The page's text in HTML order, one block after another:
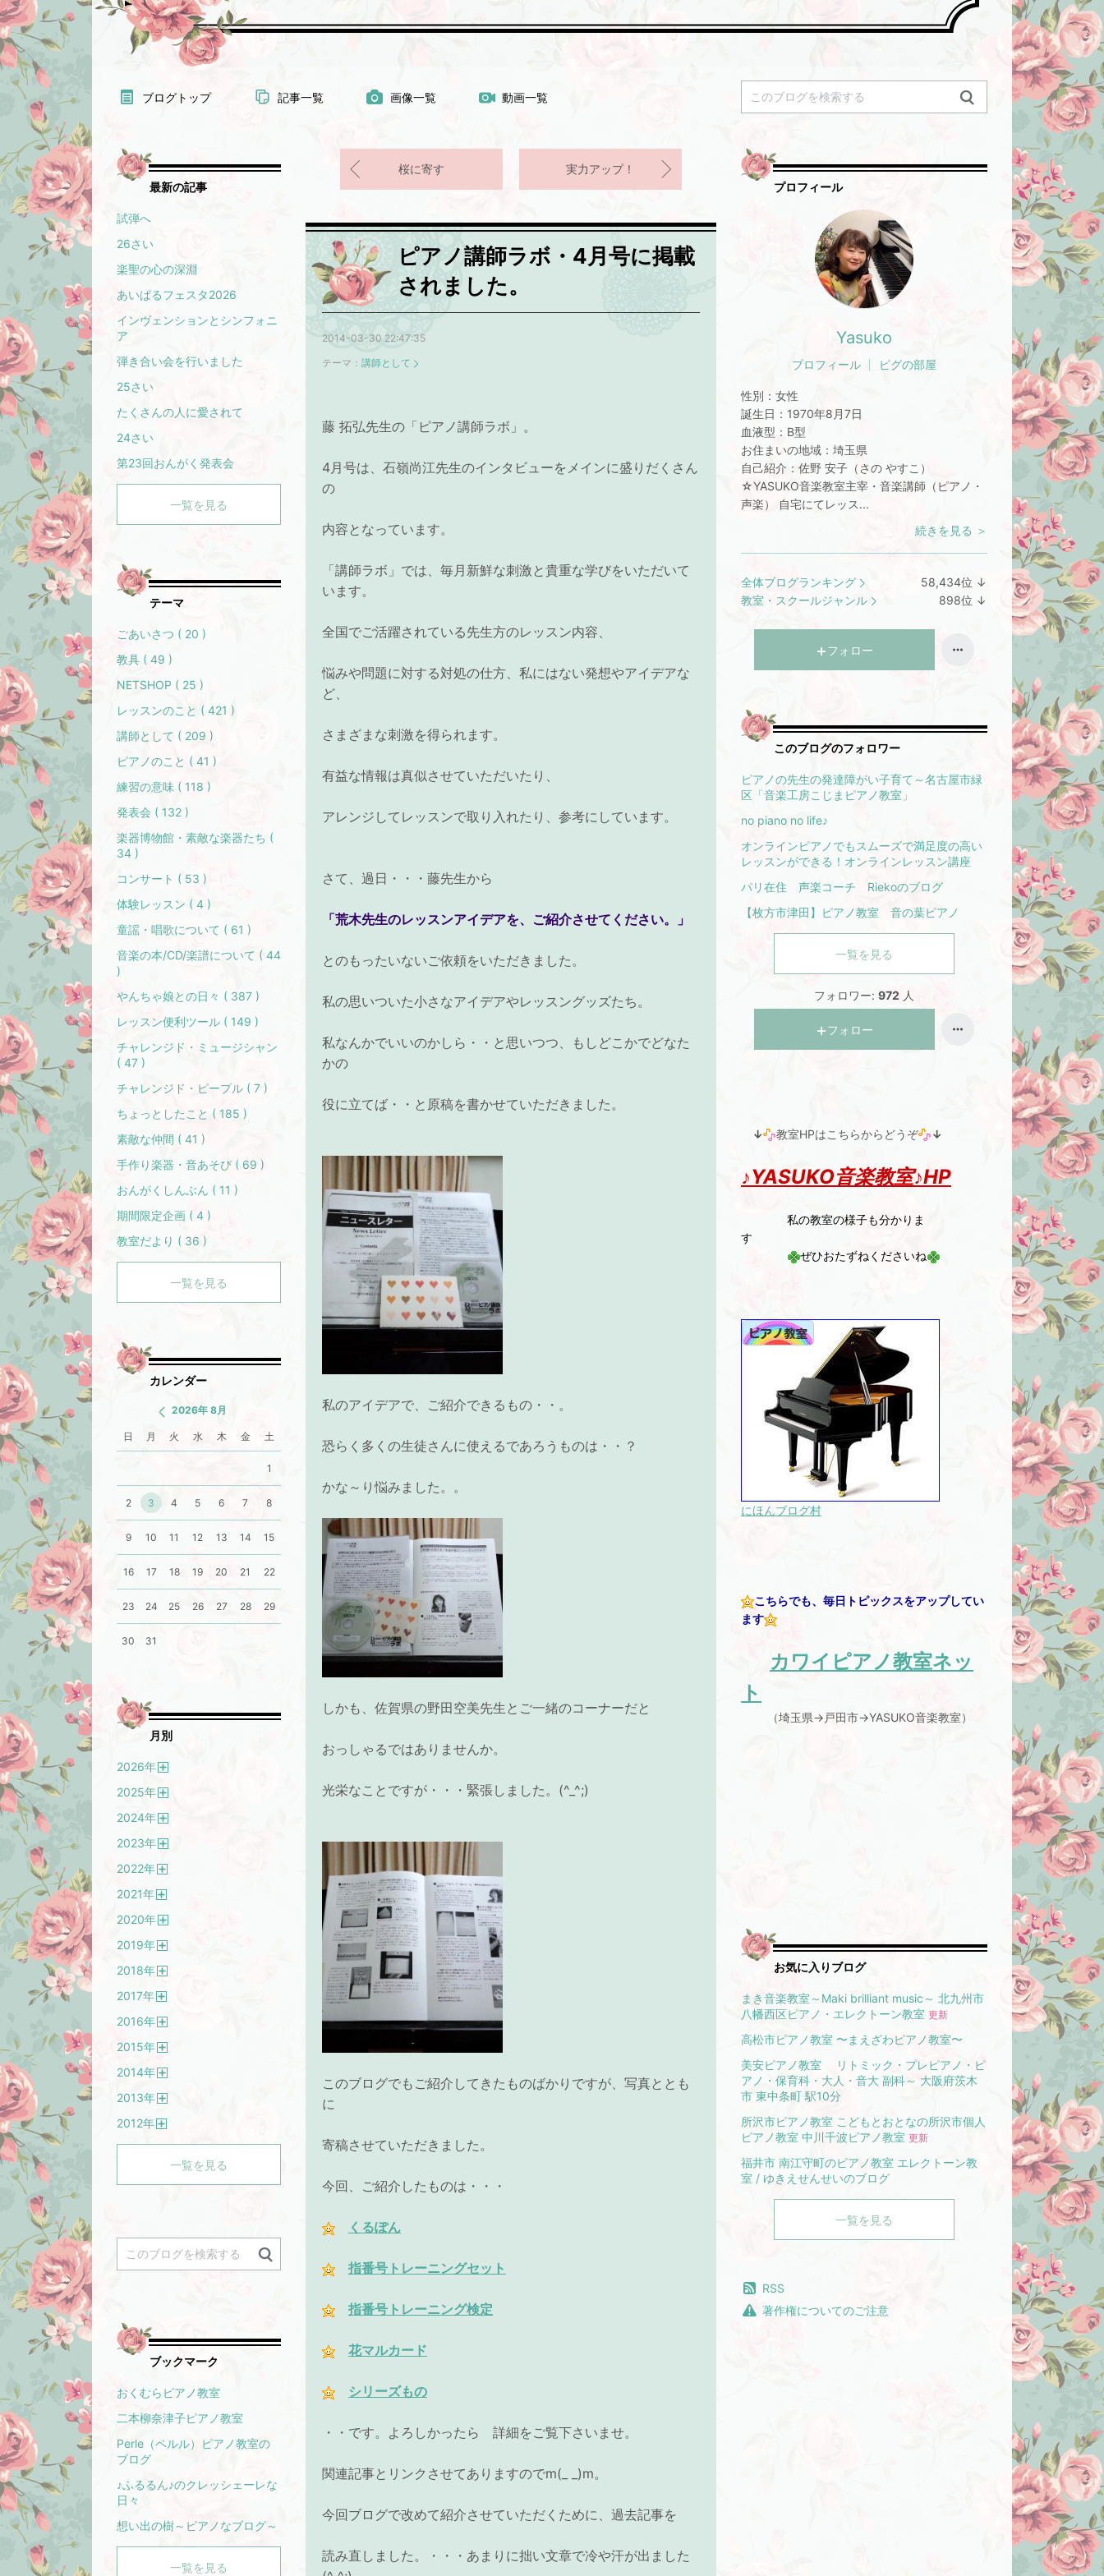
ブログトップ 記事一覧 画像一覧 動画一覧
桜に寄す 実力アップ！
ピアノ講師ラボ・4月号に掲載
されました。
2014-03-30 22:47:35
テーマ： 講師として
藤 拓弘先生の「ピアノ講師ラボ」。
4月号は、石嶺尚江先生のインタビューをメインに盛りだくさん
の
内容となっています。
「講師ラボ」では、毎月新鮮な刺激と貴重な学びをいただいて
います。
全国でご活躍されている先生方のレッスン内容、
悩みや問題に対する対処の仕方、私にはない発想やアイデアな
ど、
さまざまな刺激を得られます。
有益な情報は真似させていただいたり、
アレンジしてレッスンで取り入れたり、参考にしています。
さて、過日・・・藤先生から
「荒木先生のレッスンアイデアを、ご紹介させてください。」
とのもったいないご依頼をいただきました。
私の思いついた小さなアイデアやレッスングッズたち。
私なんかでいいのかしら・・と思いつつ、もしどこかでどなた
かの
役に立てば・・と原稿を書かせていただきました。
私のアイデアで、ご紹介できるもの・・。
恐らく多くの生徒さんに使えるであろうものは・・？
かな～り悩みました。。
しかも、佐賀県の野田空美先生とご一緒のコーナーだと
おっしゃるではありませんか。
光栄なことですが・・・緊張しました。(^_^;)
このブログでもご紹介してきたものばかりですが、写真ととも
に
寄稿させていただきました。
今回、ご紹介したものは・・・
くるぽん
指番号トレーニングセット
指番号トレーニング検定
花マルカード
シリーズもの
・・です。よろしかったら 詳細をご覧下さいませ。
関連記事とリンクさせてありますのでm(_ _)m。
今回ブログで改めて紹介させていただくために、過去記事を
読み直しました。・・・あまりに拙い文章で冷や汗が出ました
プロフィール
Yasuko
プロフィール ピグの部屋
性別： 女性
誕生日： 1970年8月7日
血液型： B型
お住まいの地域： 埼玉県
自己紹介： 佐野 安子（さの やすこ）
☆YASUKO音楽教室主宰・音楽講師（ピアノ・
声楽） 自宅にてレッス...
続きを見る ＞
全体ブログランキング 58,434位 ↓
教室・スクールジャンル 898位 ↓
フォロー
このブログのフォロワー
ピアノの先生の発達障がい子育て～名古屋市緑
区「音楽工房こじまピアノ教室」
no piano no life♪
オンラインピアノでもスムーズで満足度の高い
レッスンができる！オンラインレッスン講座
パリ在住 声楽コーチ Riekoのブログ
【枚方市津田】ピアノ教室 音の葉ピアノ
一覧を見る
フォロワー: 972 人
フォロー
↓ 教室HPはこちらからどうぞ ↓
♪YASUKO音楽教室♪HP
私の教室の様子も分かりま
す
ぜひおたずねくださいね
にほんブログ村
こちらでも、毎日トピックスをアップしてい
ます
カワイピアノ教室ネッ
ト
（埼玉県→戸田市→YASUKO音楽教室）
お気に入りブログ
まき音楽教室～Maki brilliant music～ 北九州市
八幡西区ピアノ・エレクトーン教室 更新
高松市ピアノ教室 〜まえざわピアノ教室〜
美安ピアノ教室 リトミック・プレピアノ・ピ
アノ・保育科・大人・音大 副科～ 大阪府茨木
市 東中条町 駅10分
所沢市ピアノ教室 こどもとおとなの所沢市個人
ピアノ教室 中川千波ピアノ教室 更新
福井市 南江守町のピアノ教室 エレクトーン教
室 / ゆきえせんせいのブログ
一覧を見る
RSS
著作権についてのご注意
最新の記事
試弾へ
26さい
楽聖の心の深淵
あいぱるフェスタ2026
インヴェンションとシンフォニ
ア
弾き合い会を行いました
25さい
たくさんの人に愛されて
24さい
第23回おんがく発表会
一覧を見る
テーマ
ごあいさつ ( 20 )
教具 ( 49 )
NETSHOP ( 25 )
レッスンのこと ( 421 )
講師として ( 209 )
ピアノのこと ( 41 )
練習の意味 ( 118 )
発表会 ( 132 )
楽器博物館・素敵な楽器たち (
34 )
コンサート ( 53 )
体験レッスン ( 4 )
童謡・唱歌について ( 61 )
音楽の本/CD/楽譜について ( 44
)
やんちゃ娘との日々 ( 387 )
レッスン便利ツール ( 149 )
チャレンジド・ミュージシャン
( 47 )
チャレンジド・ピープル ( 7 )
ちょっとしたこと ( 185 )
素敵な仲間 ( 41 )
手作り楽器・音あそび ( 69 )
おんがくしんぶん ( 11 )
期間限定企画 ( 4 )
教室だより ( 36 )
一覧を見る
カレンダー
2026年 8月
日 月 火 水 木 金 土
1
2 3 4 5 6 7 8
9 10 11 12 13 14 15
16 17 18 19 20 21 22
23 24 25 26 27 28 29
30 31
月別
2026年
2025年
2024年
2023年
2022年
2021年
2020年
2019年
2018年
2017年
2016年
2015年
2014年
2013年
2012年
一覧を見る
ブックマーク
おくむらピアノ教室
二本柳奈津子ピアノ教室
Perle（ペルル）ピアノ教室の
ブログ
♪ふるるん♪のクレッシェーレな
日々
想い出の樹～ピアノなブログ～
一覧を見る